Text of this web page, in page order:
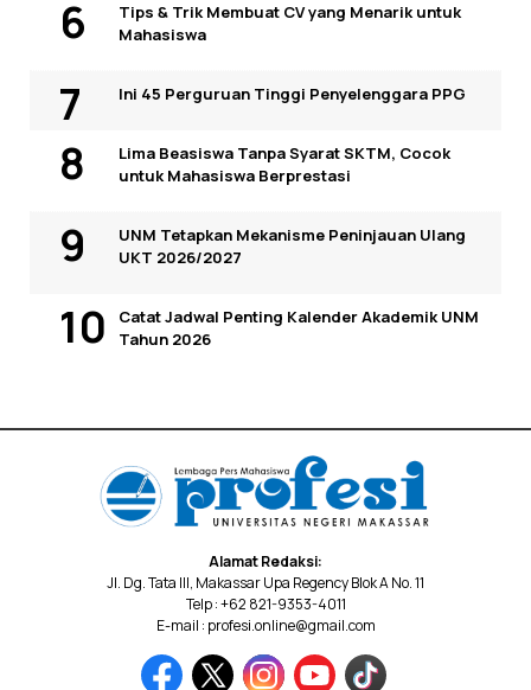
Tips & Trik Membuat CV yang Menarik untuk
Mahasiswa
Ini 45 Perguruan Tinggi Penyelenggara PPG
Lima Beasiswa Tanpa Syarat SKTM, Cocok
untuk Mahasiswa Berprestasi
UNM Tetapkan Mekanisme Peninjauan Ulang
UKT 2026/2027
Catat Jadwal Penting Kalender Akademik UNM
Tahun 2026
Alamat Redaksi:
Jl. Dg. Tata III, Makassar Upa Regency Blok A No. 11
Telp : +62 821-9353-4011
E-mail : profesi.online@gmail.com